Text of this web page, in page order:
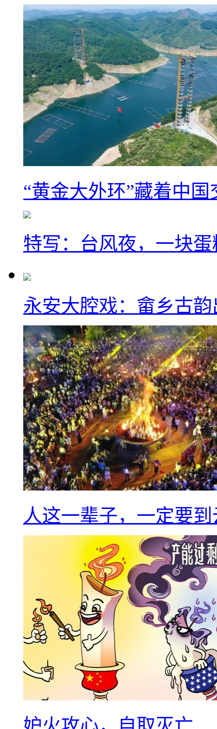
“黄金大外环”藏着中
特写：台风夜，一块
永安大腔戏：畲乡古
人这一辈子，一定要